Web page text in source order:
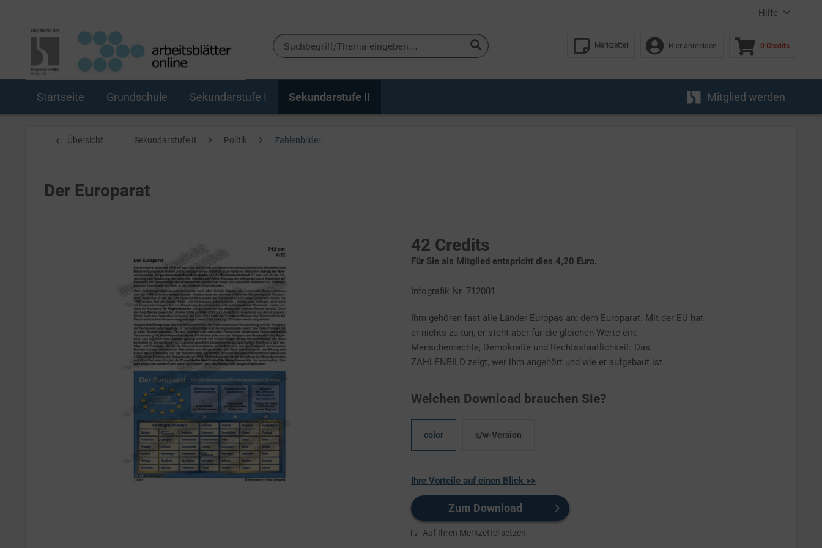
Hilfe
Merkzettel Hier anmelden 0 Credits
Startseite Grundschule Sekundarstufe I Sekundarstufe II Mitglied werden
Übersicht Sekundarstufe II Politik Zahlenbilder
Der Europarat
42 Credits
Für Sie als Mitglied entspricht dies 4,20 Euro.
Infografik Nr. 712001
Ihm gehören fast alle Länder Europas an: dem Europarat. Mit der EU hat
er nichts zu tun, er steht aber für die gleichen Werte ein:
Menschenrechte, Demokratie und Rechtsstaatlichkeit. Das
ZAHLENBILD zeigt, wer ihm angehört und wie er aufgebaut ist.
Welchen Download brauchen Sie?
color s/w-Version
Ihre Vorteile auf einen Blick >>
Zum Download
Auf Ihren Merkzettel setzen